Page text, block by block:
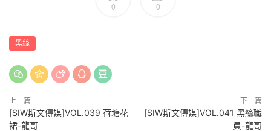
0 0
黑絲
上一篇
[SIW斯文傳媒]VOL.039 荷塘花
裙-龍哥
下一篇
[SIW斯文傳媒]VOL.041 黑絲職
員-龍哥